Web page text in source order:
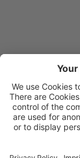
Mitterweg 5,